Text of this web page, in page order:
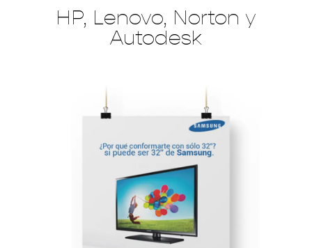
HP, Lenovo, Norton y
Autodesk